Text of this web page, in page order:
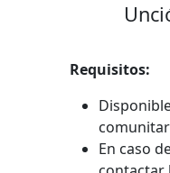
Requisitos:
En caso